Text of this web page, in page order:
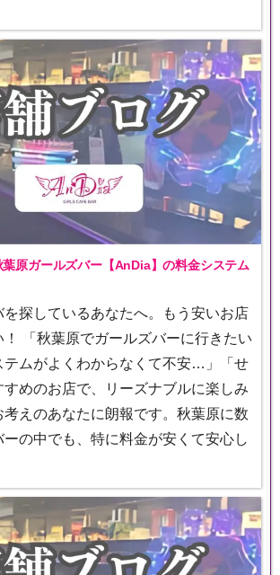
葉原ガールズバー【AnDia】の料金システム
探しているあなたへ。もう安いお店
「秋葉原でガールズバーに行きたい
テムがよくわからなくて不安…」「せ
すめのお店で、リーズナブルに楽しみ
考えのあなたに朗報です。秋葉原に数
の中でも、特に料金が安くて安心し